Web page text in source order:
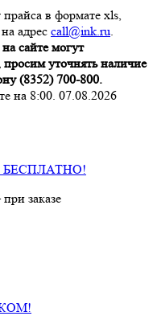
в формате xls,
адрес call@ink.ru.
сайте могут
просим уточнять наличие
(8352) 700-800.
на 8:00. 07.08.2026
заказе